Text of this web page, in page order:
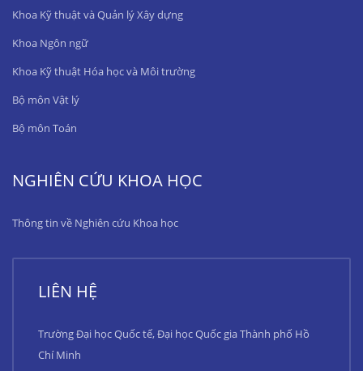
Khoa Kỹ thuật và Quản lý Xây dựng
Khoa Ngôn ngữ
Khoa Kỹ thuật Hóa học và Môi trường
Bộ môn Vật lý
Bộ môn Toán
NGHIÊN CỨU KHOA HỌC
Thông tin về Nghiên cứu Khoa học
LIÊN HỆ
Trường Đại học Quốc tế, Đại học Quốc gia Thành phố Hồ
Chí Minh